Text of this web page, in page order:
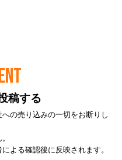
稿する
の売り込みの一切をお断りし
よる確認後に反映されます。